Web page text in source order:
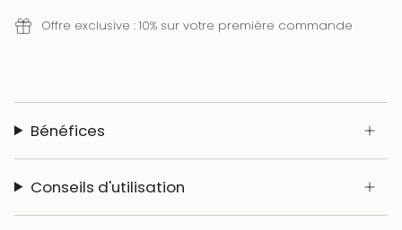
Offre exclusive : 10% sur votre première commande
Bénéfices
Conseils d'utilisation